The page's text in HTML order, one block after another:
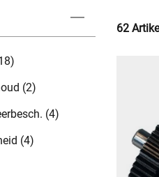
(2)
(4)
(4)
62